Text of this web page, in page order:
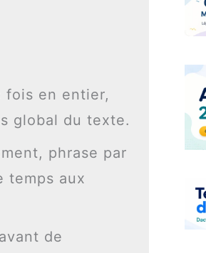
fois en entier,
global du texte.
phrase par
temps aux
de